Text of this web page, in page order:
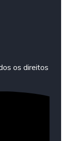
os direitos